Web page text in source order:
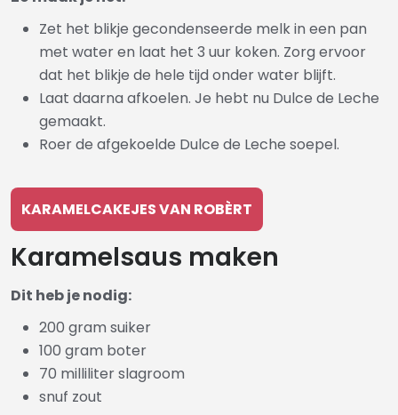
Zet het blikje gecondenseerde melk in een pan
met water en laat het 3 uur koken. Zorg ervoor
dat het blikje de hele tijd onder water blijft.
Laat daarna afkoelen. Je hebt nu Dulce de Leche
gemaakt.
Roer de afgekoelde Dulce de Leche soepel.
KARAMELCAKEJES VAN ROBÈRT
Karamelsaus maken
Dit heb je nodig:
200 gram suiker
100 gram boter
70 milliliter slagroom
snuf zout